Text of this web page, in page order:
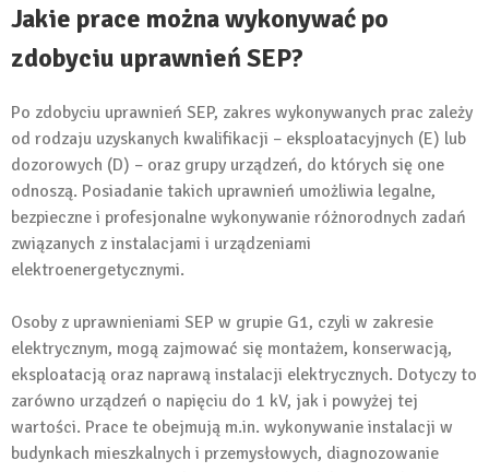
Jakie prace można wykonywać po
zdobyciu uprawnień SEP?
Po zdobyciu uprawnień SEP, zakres wykonywanych prac zależy
od rodzaju uzyskanych kwalifikacji – eksploatacyjnych (E) lub
dozorowych (D) – oraz grupy urządzeń, do których się one
odnoszą. Posiadanie takich uprawnień umożliwia legalne,
bezpieczne i profesjonalne wykonywanie różnorodnych zadań
związanych z instalacjami i urządzeniami
elektroenergetycznymi.
Osoby z uprawnieniami SEP w grupie G1, czyli w zakresie
elektrycznym, mogą zajmować się montażem, konserwacją,
eksploatacją oraz naprawą instalacji elektrycznych. Dotyczy to
zarówno urządzeń o napięciu do 1 kV, jak i powyżej tej
wartości. Prace te obejmują m.in. wykonywanie instalacji w
budynkach mieszkalnych i przemysłowych, diagnozowanie